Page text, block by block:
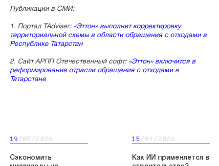
Публикации в СМИ:
1. Портал TAdviser: «Эттон» выполнит корректировку
территориальной схемы в области обращения с отходами в
Республике Татарстан
2. СайтАРПП Отечественный софт: «Эттон» включится в
реформирование отрасли обращения с отходами в
Татарстане
19 /05/2026
Сэкономить
15 /04/2026
Как ИИ применяется в